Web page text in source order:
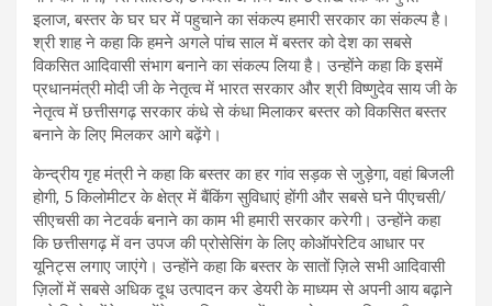
इलाज, बस्तर के घर घर में पहुचाने का संकल्प हमारी सरकार का संकल्प है।
श्री शाह ने कहा कि हमने अगले पांच साल में बस्तर को देश का सबसे
विकसित आदिवासी संभाग बनाने का संकल्प लिया है। उन्होंने कहा कि इसमें
प्रधानमंत्री मोदी जी के नेतृत्व में भारत सरकार और श्री विष्णुदेव साय जी के
नेतृत्व में छत्तीसगढ़ सरकार कंधे से कंधा मिलाकर बस्तर को विकसित बस्तर
बनाने के लिए मिलकर आगे बढ़ेंगे।
केन्द्रीय गृह मंत्री ने कहा कि बस्तर का हर गांव सड़क से जुड़ेगा, वहां बिजली
होगी, 5 किलोमीटर के क्षेत्र में बैंकिंग सुविधाएं होंगी और सबसे घने पीएचसी/
सीएचसी का नेटवर्क बनाने का काम भी हमारी सरकार करेगी। उन्होंने कहा
कि छत्तीसगढ़ में वन उपज की प्रोसेसिंग के लिए कोऑपरेटिव आधार पर
यूनिट्स लगाए जाएंगे। उन्होंने कहा कि बस्तर के सातों ज़िले सभी आदिवासी
ज़िलों में सबसे अधिक दूध उत्पादन कर डेयरी के माध्यम से अपनी आय बढ़ाने